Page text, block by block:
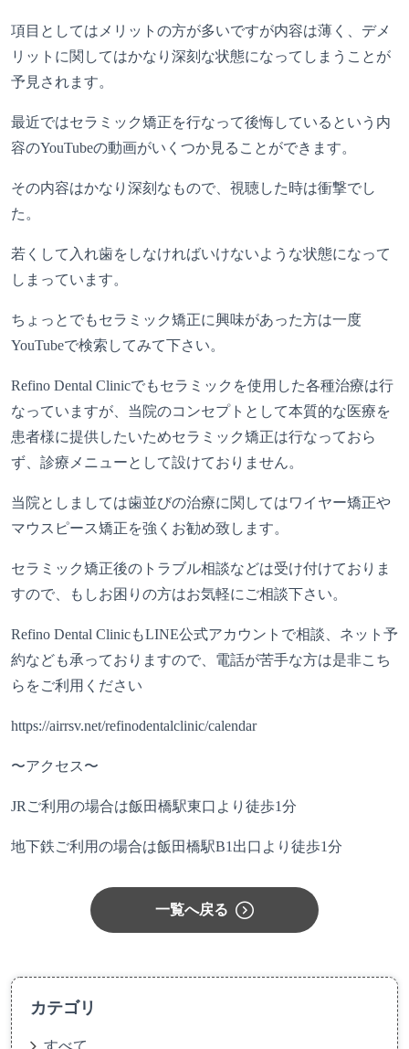
項目としてはメリットの方が多いですが内容は薄く、デメ
リットに関してはかなり深刻な状態になってしまうことが
予見されます。
最近ではセラミック矯正を行なって後悔しているという内
容のYouTubeの動画がいくつか見ることができます。
その内容はかなり深刻なもので、視聴した時は衝撃でし
た。
若くして入れ歯をしなければいけないような状態になって
しまっています。
ちょっとでもセラミック矯正に興味があった方は一度
YouTubeで検索してみて下さい。
Refino Dental Clinicでもセラミックを使用した各種治療は行
なっていますが、当院のコンセプトとして本質的な医療を
患者様に提供したいためセラミック矯正は行なっておら
ず、診療メニューとして設けておりません。
当院としましては歯並びの治療に関してはワイヤー矯正や
マウスピース矯正を強くお勧め致します。
セラミック矯正後のトラブル相談などは受け付けておりま
すので、もしお困りの方はお気軽にご相談下さい。
Refino Dental ClinicもLINE公式アカウントで相談、ネット予
約なども承っておりますので、電話が苦手な方は是非こち
らをご利用ください
https://airrsv.net/refinodentalclinic/calendar
〜アクセス〜
JRご利用の場合は飯田橋駅東口より徒歩1分
地下鉄ご利用の場合は飯田橋駅B1出口より徒歩1分
一覧へ戻る
カテゴリ
すべて